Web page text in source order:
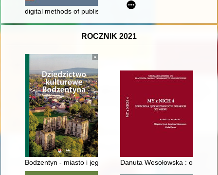
digital methods of publishing 15th century papal sources
ROCZNIK 2021
Bodzentyn - miasto i jego architektura w dziejach i w
Danuta Wesołowska : o jasnej